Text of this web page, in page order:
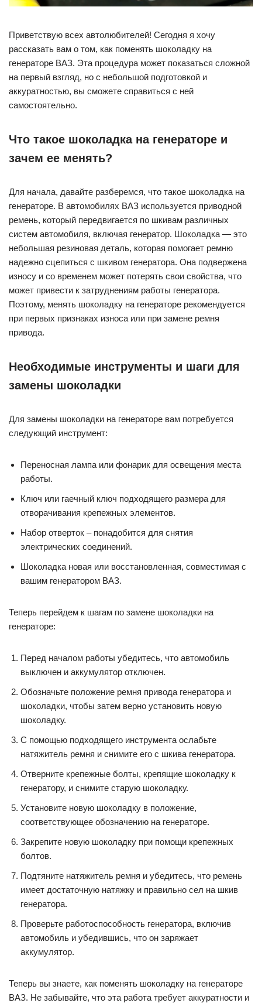
Приветствую всех автолюбителей! Сегодня я хочу
рассказать вам о том, как поменять шоколадку на
генераторе ВАЗ. Эта процедура может показаться сложной
на первый взгляд, но с небольшой подготовкой и
аккуратностью, вы сможете справиться с ней
самостоятельно.
Что такое шоколадка на генераторе и
зачем ее менять?
Для начала, давайте разберемся, что такое шоколадка на
генераторе. В автомобилях ВАЗ используется приводной
ремень, который передвигается по шкивам различных
систем автомобиля, включая генератор. Шоколадка — это
небольшая резиновая деталь, которая помогает ремню
надежно сцепиться с шкивом генератора. Она подвержена
износу и со временем может потерять свои свойства, что
может привести к затруднениям работы генератора.
Поэтому, менять шоколадку на генераторе рекомендуется
при первых признаках износа или при замене ремня
привода.
Необходимые инструменты и шаги для
замены шоколадки
Для замены шоколадки на генераторе вам потребуется
следующий инструмент:
Переносная лампа или фонарик для освещения места
работы.
Ключ или гаечный ключ подходящего размера для
отворачивания крепежных элементов.
Набор отверток – понадобится для снятия
электрических соединений.
Шоколадка новая или восстановленная, совместимая с
вашим генератором ВАЗ.
Теперь перейдем к шагам по замене шоколадки на
генераторе:
Перед началом работы убедитесь, что автомобиль
выключен и аккумулятор отключен.
Обозначьте положение ремня привода генератора и
шоколадки, чтобы затем верно установить новую
шоколадку.
С помощью подходящего инструмента ослабьте
натяжитель ремня и снимите его с шкива генератора.
Отверните крепежные болты, крепящие шоколадку к
генератору, и снимите старую шоколадку.
Установите новую шоколадку в положение,
соответствующее обозначению на генераторе.
Закрепите новую шоколадку при помощи крепежных
болтов.
Подтяните натяжитель ремня и убедитесь, что ремень
имеет достаточную натяжку и правильно сел на шкив
генератора.
Проверьте работоспособность генератора, включив
автомобиль и убедившись, что он заряжает
аккумулятор.
Теперь вы знаете, как поменять шоколадку на генераторе
ВАЗ. Не забывайте, что эта работа требует аккуратности и